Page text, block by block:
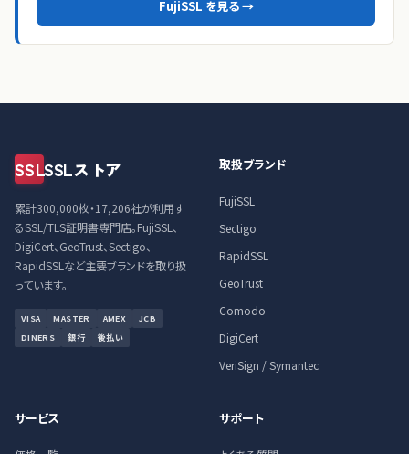
FujiSSL を見る →
SSLSSLストア
累計300,000枚・17,206社が利用す
るSSL/TLS証明書専門店。FujiSSL、
DigiCert、GeoTrust、Sectigo、
RapidSSLなど主要ブランドを取り扱
っています。
VISA MASTER AMEX
JCB
DINERS
銀行 後払い
取扱ブランド
FujiSSL
Sectigo
RapidSSL
GeoTrust
Comodo
DigiCert
VeriSign / Symantec
サービス サポート